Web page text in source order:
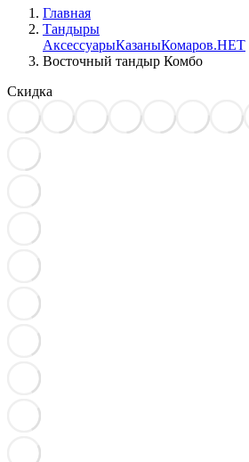
Главная
Тандыры
АксессуарыКазаныКомаров.НЕТ
Восточный тандыр Комбо
Скидка